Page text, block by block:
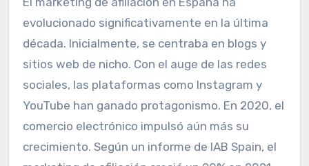
evolucionado significativamente en la última
década. Inicialmente, se centraba en blogs y
sitios web de nicho. Con el auge de las redes
sociales, las plataformas como Instagram y
YouTube han ganado protagonismo. En 2020, el
comercio electrónico impulsó aún más su
crecimiento. Según un informe de IAB Spain, el